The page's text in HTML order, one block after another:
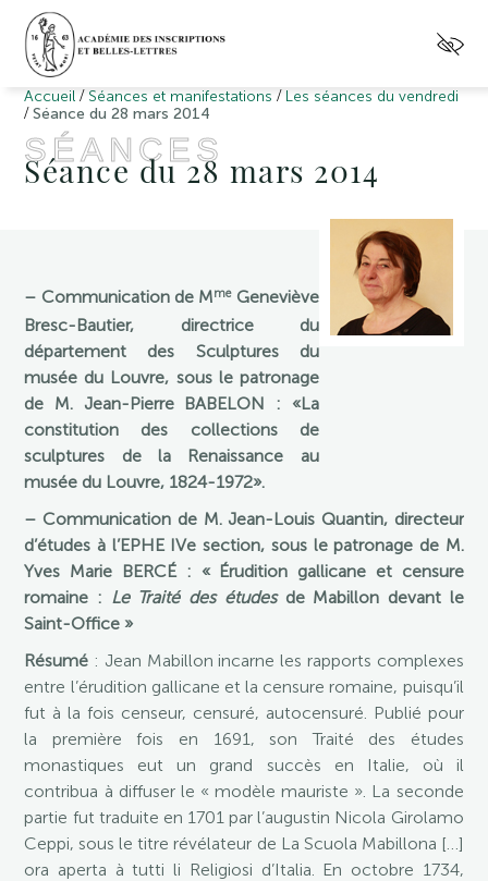
Accueil / Séances et manifestations / Les séances du vendredi
/Séance du 28 mars 2014
SÉANCES
Séance du 28 mars 2014
– Communication de MmeGeneviève
Bresc-Bautier, directrice du
département des Sculptures du
musée du Louvre, sous le patronage
de M. Jean-Pierre BABELON : «La
constitution des collections de
sculptures de la Renaissance au
musée du Louvre, 1824-1972».
– Communication de M. Jean-Louis Quantin, directeur
d’études à l’EPHE IVe section, sous le patronage de M.
Yves Marie BERCÉ : « Érudition gallicane et censure
romaine : Le Traité des études de Mabillon devant le
Saint-Office »
Résumé : Jean Mabillon incarne les rapports complexes
entre l’érudition gallicane et la censure romaine, puisqu’il
fut à la fois censeur, censuré, autocensuré. Publié pour
la première fois en 1691, son Traité des études
monastiques eut un grand succès en Italie, où il
contribua à diffuser le « modèle mauriste ». La seconde
partie fut traduite en 1701 par l’augustin Nicola Girolamo
Ceppi, sous le titre révélateur de La Scuola Mabillona […]
ora aperta à tutti li Religiosi d’Italia. En octobre 1734,